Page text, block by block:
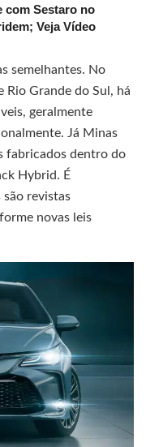
com Sestaro no
Veja Vídeo
semelhantes. No
Rio Grande do Sul, há
geralmente
Já Minas
fabricados dentro do
Hybrid. É
são revistas
novas leis